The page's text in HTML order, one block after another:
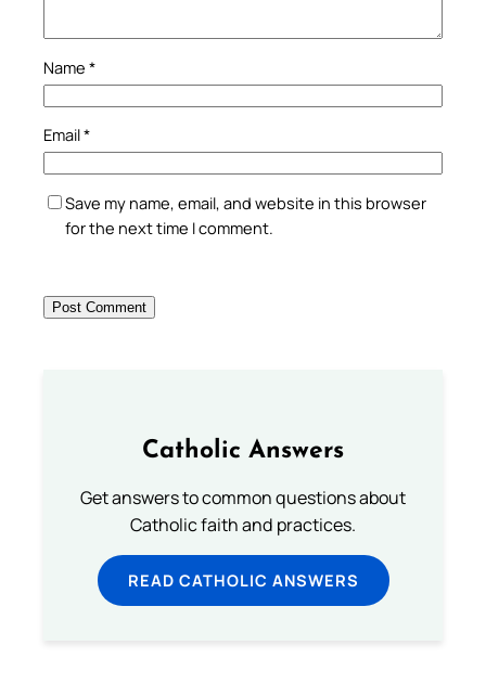
Name *
Email*
Save my name, email, and website in this browser
for the next time I comment.
Catholic Answers
Get answers to common questions about
Catholic faith and practices.
READ CATHOLIC ANSWERS